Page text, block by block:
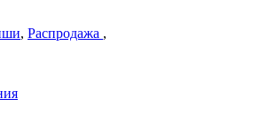
, Распродажа ,